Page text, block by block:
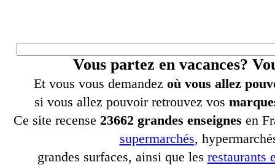
Vous partez en vacances?
Et vous vous demandez où vous allez
si vous allez pouvoir retrouvez vos
Ce site recense 23662 grandes enseignes en
supermarchés,
grandes surfaces, ainsi que les restaurants